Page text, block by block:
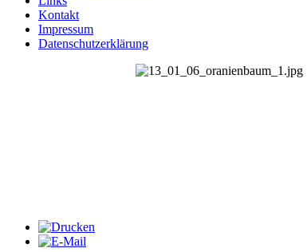
Kontakt
Impressum
Datenschutzerklärung